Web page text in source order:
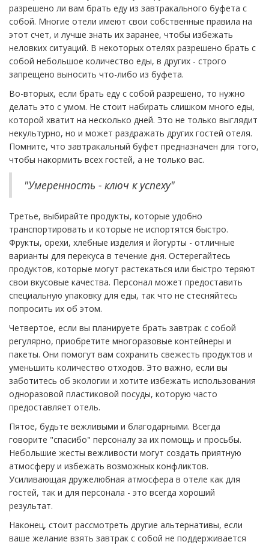
разрешено ли вам брать еду из завтракального буфета с
собой. Многие отели имеют свои собственные правила на
этот счет, и лучше знать их заранее, чтобы избежать
неловких ситуаций. В некоторых отелях разрешено брать с
собой небольшое количество еды, в других - строго
запрещено выносить что-либо из буфета.
Во-вторых, если брать еду с собой разрешено, то нужно
делать это с умом. Не стоит набирать слишком много еды,
которой хватит на несколько дней. Это не только выглядит
некультурно, но и может раздражать других гостей отеля.
Помните, что завтракальный буфет предназначен для того,
чтобы накормить всех гостей, а не только вас.
"Умеренность - ключ к успеху"
Третье, выбирайте продукты, которые удобно
транспортировать и которые не испортятся быстро.
Фрукты, орехи, хлебные изделия и йогурты - отличные
варианты для перекуса в течение дня. Остерегайтесь
продуктов, которые могут растекаться или быстро теряют
свои вкусовые качества. Персонал может предоставить
специальную упаковку для еды, так что не стесняйтесь
попросить их об этом.
Четвертое, если вы планируете брать завтрак с собой
регулярно, приобретите многоразовые контейнеры и
пакеты. Они помогут вам сохранить свежесть продуктов и
уменьшить количество отходов. Это важно, если вы
заботитесь об экологии и хотите избежать использования
одноразовой пластиковой посуды, которую часто
предоставляет отель.
Пятое, будьте вежливыми и благодарными. Всегда
говорите "спасибо" персоналу за их помощь и просьбы.
Небольшие жесты вежливости могут создать приятную
атмосферу и избежать возможных конфликтов.
Усиливающая дружелюбная атмосфера в отеле как для
гостей, так и для персонала - это всегда хороший
результат.
Наконец, стоит рассмотреть другие альтернативы, если
ваше желание взять завтрак с собой не поддерживается